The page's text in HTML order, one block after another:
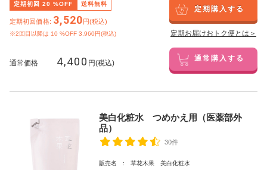
定期初回 20 %OFF 送料無料
定期初回価格: 3,520円(税込)
※2回目以降は 10 %OFF 3,960円(税込)
定期購入する
定期お届けおトク便とは＞
通常価格 4,400 円(税込) 通常購入する
美白化粧水 つめかえ用（医薬部外
品）
30件
販売名 : 草花木果 美白化粧水